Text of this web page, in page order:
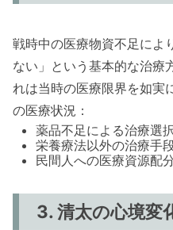
戦時中の医療物資不足によ
ない」という基本的な治療
れは当時の医療限界を如実
の医療状況：
薬品不足による治療選
栄養療法以外の治療手
民間人への医療資源配
3. 清太の心境変